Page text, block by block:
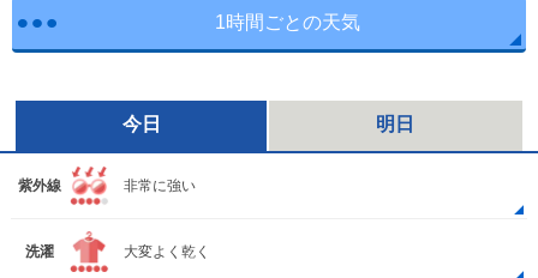
1時間ごとの天気
今日 明日
紫外線 非常に強い
洗濯 大変よく乾く